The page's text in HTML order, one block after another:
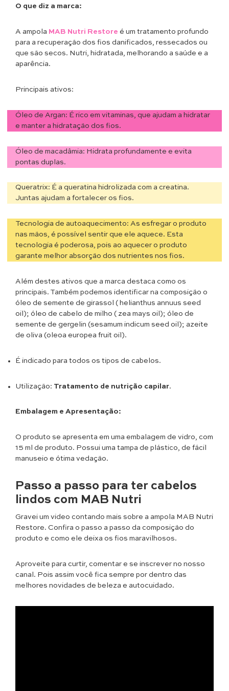
O que diz a marca:
A ampola MAB Nutri Restore é um tratamento profundo
para a recuperação dos fios danificados, ressecados ou
que são secos. Nutri, hidratada, melhorando a saúde e a
aparência.
Principais ativos:
Óleo de Argan: É rico em vitaminas, que ajudam a hidratar
e manter a hidratação dos fios.
Óleo de macadâmia: Hidrata profundamente e evita
pontas duplas.
Queratrix: É a queratina hidrolizada com a creatina.
Juntas ajudam a fortalecer os fios.
Tecnologia de autoaquecimento: As esfregar o produto
nas mãos, é possível sentir que ele aquece. Esta
tecnologia é poderosa, pois ao aquecer o produto
garante melhor absorção dos nutrientes nos fios.
Além destes ativos que a marca destaca como os
principais. Também podemos identificar na composição o
óleo de semente de girassol ( helianthus annuus seed
oil); óleo de cabelo de milho ( zea mays oil); óleo de
semente de gergelin (sesamum indicum seed oil); azeite
de oliva (oleoa europea fruit oil).
É indicado para todos os tipos de cabelos.
Utilização: Tratamento de nutrição capilar.
Embalagem e Apresentação:
O produto se apresenta em uma embalagem de vidro, com
15 ml de produto. Possui uma tampa de plástico, de fácil
manuseio e ótima vedação.
Passo a passo para ter cabelos
lindos com MAB Nutri
Gravei um video contando mais sobre a ampola MAB Nutri
Restore. Confira o passo a passo da composição do
produto e como ele deixa os fios maravilhosos.
Aproveite para curtir, comentar e se inscrever no nosso
canal. Pois assim você fica sempre por dentro das
melhores novidades de beleza e autocuidado.